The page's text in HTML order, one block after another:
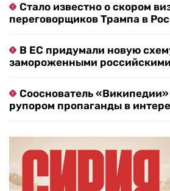
Стало известно о скором
переговорщиков Трампа в
В ЕС придумали новую
замороженными
Сооснователь «Википедии»
рупором пропаганды в